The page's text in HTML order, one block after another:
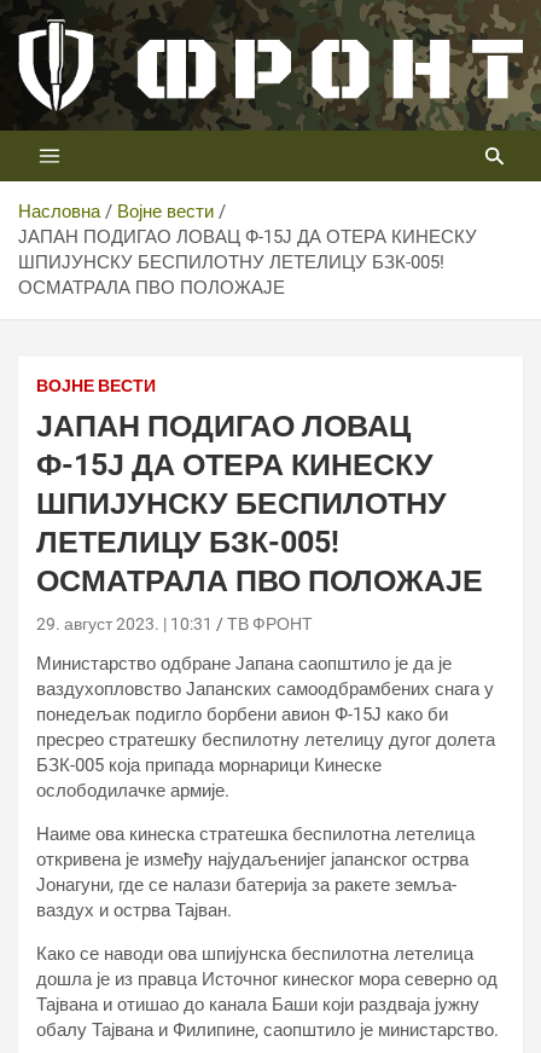
Скип
цонтент
Телевизија ФРОНТ
Први војни канал у Србији
Насловна
Војне вести
ЈАПАН ПОДИГАО ЛОВАЦ Ф-15Ј ДА ОТЕРА КИНЕСКУ
ШПИЈУНСКУ БЕСПИЛОТНУ ЛЕТЕЛИЦУ БЗК-005!
ОСМАТРАЛА ПВО ПОЛОЖАЈЕ
ВОЈНЕ ВЕСТИ
ЈАПАН ПОДИГАО ЛОВАЦ
Ф-15Ј ДА ОТЕРА КИНЕСКУ
ШПИЈУНСКУ БЕСПИЛОТНУ
ЛЕТЕЛИЦУ БЗК-005!
ОСМАТРАЛА ПВО ПОЛОЖАЈЕ
29. август 2023. | 10:31 ТВ ФРОНТ
Министарство одбране Јапана саопштило је да је
ваздухопловство Јапанских самоодбрамбених снага у
понедељак подигло борбени авион Ф-15Ј како би
пресрео стратешку беспилотну летелицу дугог долета
БЗК-005 која припада морнарици Кинеске
ослободилачке армије.
Наиме ова кинеска стратешка беспилотна летелица
откривена је између најудаљенијег јапанског острва
Јонагуни, где се налази батерија за ракете земља-
ваздух и острва Тајван.
Како се наводи ова шпијунска беспилотна летелица
дошла је из правца Источног кинеског мора северно од
Тајвана и отишао до канала Баши који раздваја јужну
обалу Тајвана и Филипине, саопштило је министарство.